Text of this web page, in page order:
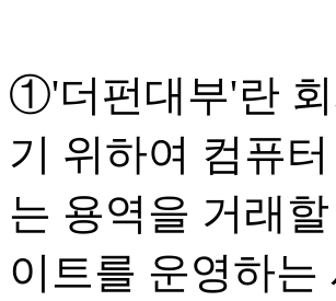
①'더펀대부'란
기 위하여 컴퓨
는 용역을 거래
이트를 운영하